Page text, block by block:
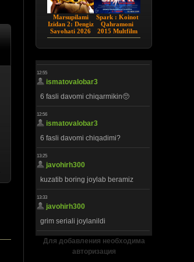
Marsupilami
Izidan 2: Dengiz
Sayohati 2026
HD Uzbek tilida
Spark : Koinot
Qahramoni
2015 Multfilm
Uzbek tilida
Для добавления необходима
авторизация